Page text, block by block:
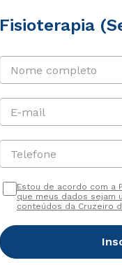
Fisioterapia
Nome completo
E-mail
Telefone
Estou de acordo com a
que meus dados sejam
conteúdos da Cruzeiro